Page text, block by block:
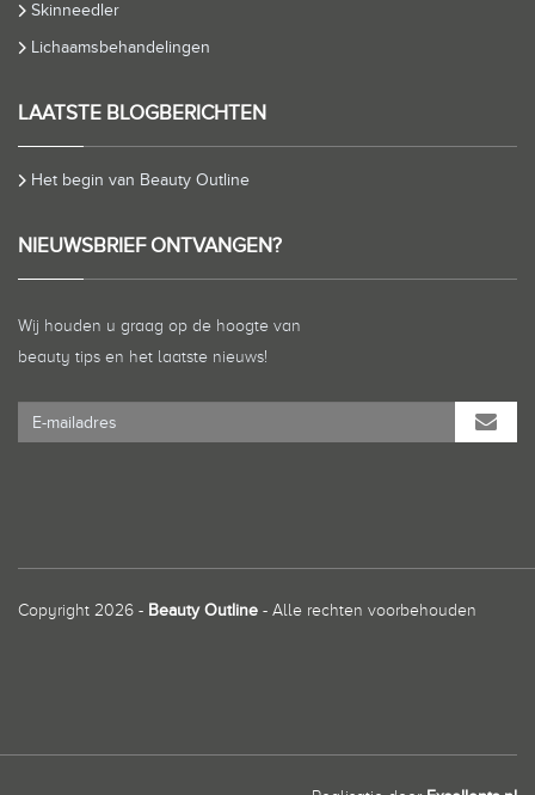
Skinneedler
Lichaamsbehandelingen
LAATSTE BLOGBERICHTEN
Het begin van Beauty Outline
NIEUWSBRIEF ONTVANGEN?
Wij houden u graag op de hoogte van
beauty tips en het laatste nieuws!
Copyright 2026 - Beauty Outline - Alle rechten voorbehouden